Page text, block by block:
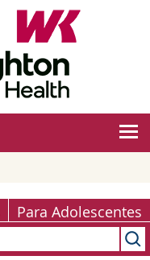
Para Adolescentes